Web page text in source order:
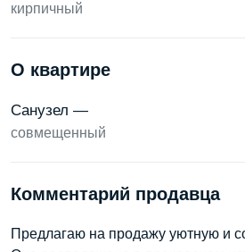
кирпичный
О квартире
Санузел —
совмещенный
Комментарий продавца
Предлагаю на продажу уютную и